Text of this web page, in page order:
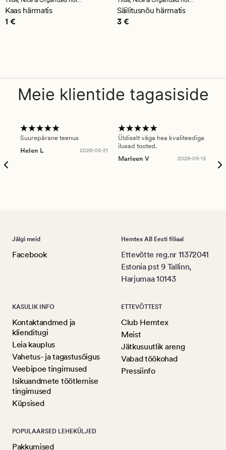
hinnanguga
5
Kaas härmatis
Pris_ee
1 €
hinnanguga
4.5
Säilitusnõu härmatis
Pris_ee
3 €
Meie klientide tagasiside
Suurepärane teenus
Helen L
2026-05-21
Üldiselt väga hea kvaliteediga
ilusad tooted.
Marleen V
2026-05-13
Jälgi meid
Facebook
Hemtex AB Eesti filiaal
Ettevõtte reg.nr 11372041
Estonia pst 9 Tallinn,
Harjumaa 10143
KASULIK INFO
Kontaktandmed ja
klienditugi
Leia kauplus
Vahetus- ja tagastusõigus
Veebipoe tingimused
Isikuandmete töötlemise
tingimused
Küpsised
ETTEVÕTTEST
Club Hemtex
Meist
Jätkusuutlik areng
Vabad töökohad
Pressiinfo
POPULAARSED LEHEKÜLJED
Pakkumised